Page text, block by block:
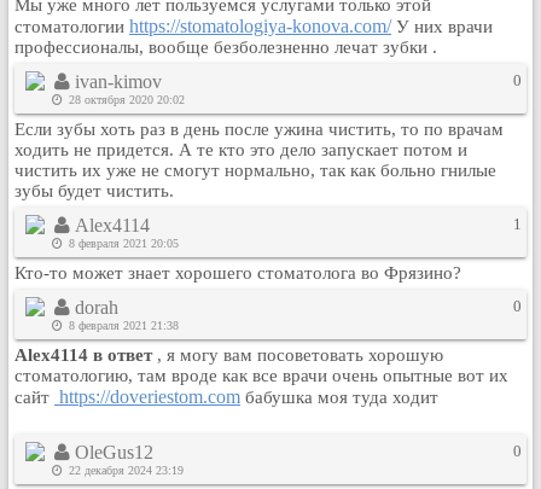
Организации
Рейтинг сайтов
Полная версия сайта
Мы уже много лет пользуемся услугами только этой
стоматологии https://stomatologiya-konova.com/У них врачи
профессионалы, вообще безболезненно лечат зубки .
ivan-kimov
28 октября 2020 20:02
0
Если зубы хоть раз в день после ужина чистить, то по врачам
ходить не придется. А те кто это дело запускает потом и
чистить их уже не смогут нормально, так как больно гнилые
зубы будет чистить.
Alex4114
8 февраля 2021 20:05
1
Кто-то может знает хорошего стоматолога во Фрязино?
dorah
8 февраля 2021 21:38
0
Alex4114 в ответ , я могу вам посоветовать хорошую
стоматологию, там вроде как все врачи очень опытные вот их
сайт https://doveriestom.com бабушка моя туда ходит
OleGus12
22 декабря 2024 23:19
0